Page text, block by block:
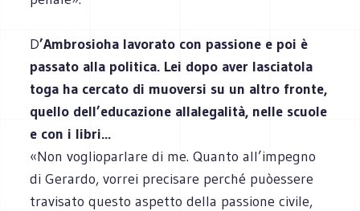
D’Ambrosioha lavorato con passione e poi è
passato alla politica. Lei dopo aver lasciatola
toga ha cercato di muoversi su un altro fronte,
quello dell’educazione allalegalità, nelle scuole
e con i libri...
«Non voglioparlare di me. Quanto all’impegno
di Gerardo, vorrei precisare perché puòessere
travisato questo aspetto della passione civile,